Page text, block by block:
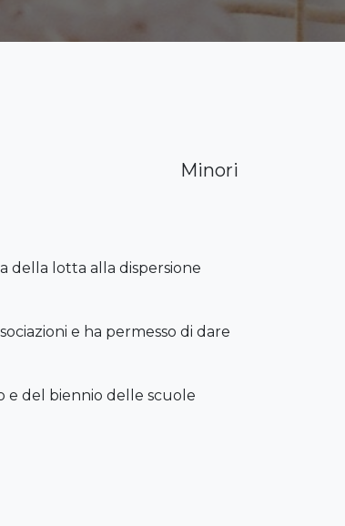
Minori
della lotta alla dispersione
e ha permesso di dare
e del biennio delle scuole